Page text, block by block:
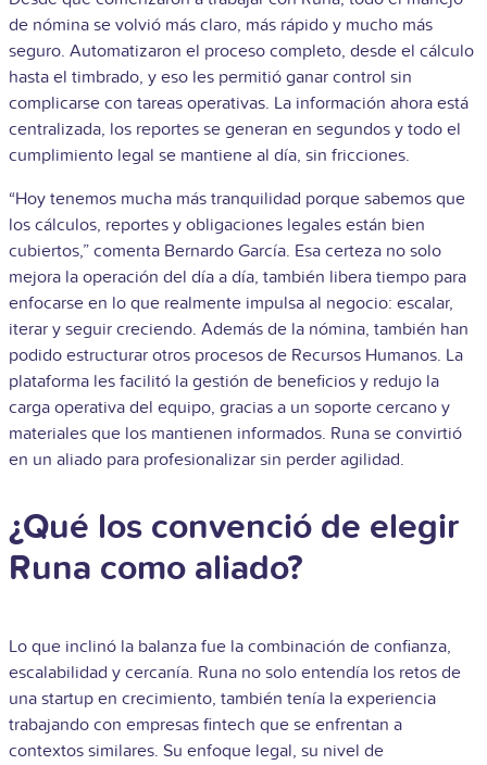
de nómina se volvió más claro, más rápido y mucho más
seguro. Automatizaron el proceso completo, desde el cálculo
hasta el timbrado, y eso les permitió ganar control sin
complicarse con tareas operativas. La información ahora está
centralizada, los reportes se generan en segundos y todo el
cumplimiento legal se mantiene al día, sin fricciones.
“Hoy tenemos mucha más tranquilidad porque sabemos que
los cálculos, reportes y obligaciones legales están bien
cubiertos,” comenta Bernardo García. Esa certeza no solo
mejora la operación del día a día, también libera tiempo para
enfocarse en lo que realmente impulsa al negocio: escalar,
iterar y seguir creciendo. Además de la nómina, también han
podido estructurar otros procesos de Recursos Humanos. La
plataforma les facilitó la gestión de beneficios y redujo la
carga operativa del equipo, gracias a un soporte cercano y
materiales que los mantienen informados. Runa se convirtió
en un aliado para profesionalizar sin perder agilidad.
¿Qué los convenció de elegir
Runa como aliado?
Lo que inclinó la balanza fue la combinación de confianza,
escalabilidad y cercanía. Runa no solo entendía los retos de
una startup en crecimiento, también tenía la experiencia
trabajando con empresas fintech que se enfrentan a
contextos similares. Su enfoque legal, su nivel de